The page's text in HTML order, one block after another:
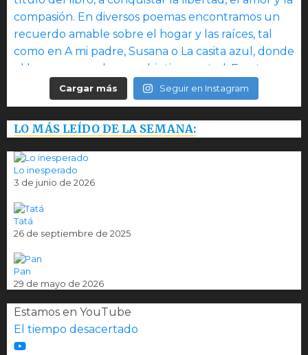
Cargar más Seguir en Instagram
LO MÁS LEÍDO DE LA SEMANA:
Lo inesperado
3 de junio de 2026
Tatá
26 de septiembre de 2025
Pan
29 de mayo de 2026
Estamos en YouTube
El tiempo desacertado